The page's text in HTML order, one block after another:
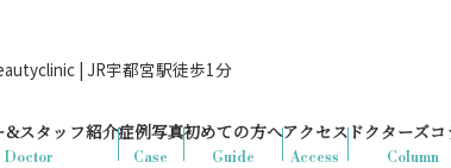
| JR宇都宮駅徒歩1分
Doctor
&スタッフ紹介
Case
症例写真
Guide
初めての方へ
Access
アクセス
Column
ドクターズコ